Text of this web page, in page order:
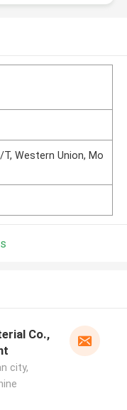
T, Western Union, Mo
Co.,
city,